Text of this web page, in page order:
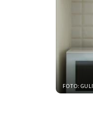
FOTO: